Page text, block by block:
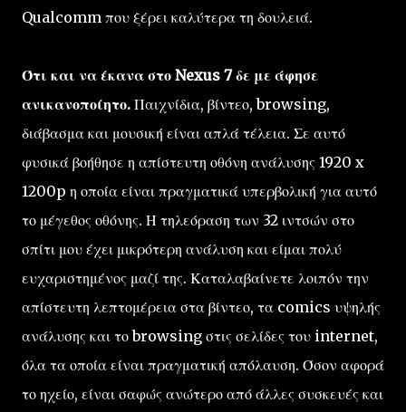
Qualcomm που ξέρει καλύτερα τη δουλειά.
Ότι και να έκανα στο Nexus 7 δε με άφησε
ανικανοποίητο. Παιχνίδια, βίντεο, browsing,
διάβασμα και μουσική είναι απλά τέλεια. Σε αυτό
φυσικά βοήθησε η απίστευτη οθόνη ανάλυσης 1920 x
1200p η οποία είναι πραγματικά υπερβολική για αυτό
το μέγεθος οθόνης. Η τηλεόραση των 32 ιντσών στο
σπίτι μου έχει μικρότερη ανάλυση και είμαι πολύ
ευχαριστημένος μαζί της. Καταλαβαίνετε λοιπόν την
απίστευτη λεπτομέρεια στα βίντεο, τα comics υψηλής
ανάλυσης και το browsing στις σελίδες του internet,
όλα τα οποία είναι πραγματική απόλαυση. Όσον αφορά
το ηχείο, είναι σαφώς ανώτερο από άλλες συσκευές και